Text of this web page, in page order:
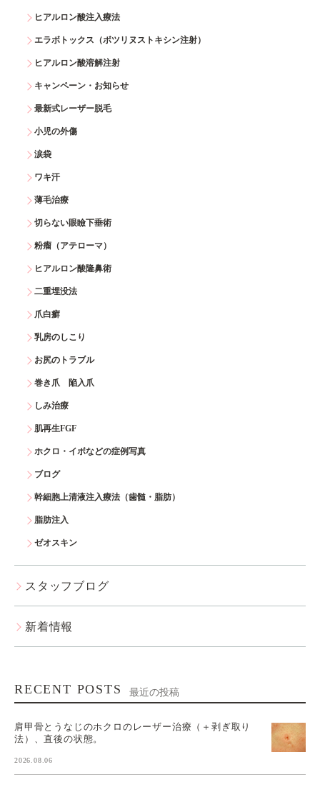
ヒアルロン酸注入療法
エラボトックス（ボツリヌストキシン注射）
ヒアルロン酸溶解注射
キャンペーン・お知らせ
最新式レーザー脱毛
小児の外傷
涙袋
ワキ汗
薄毛治療
切らない眼瞼下垂術
粉瘤（アテローマ）
ヒアルロン酸隆鼻術
二重埋没法
爪白癬
乳房のしこり
お尻のトラブル
巻き爪 陥入爪
しみ治療
肌再生FGF
ホクロ・イボなどの症例写真
ブログ
幹細胞上清液注入療法（歯髄・脂肪）
脂肪注入
ゼオスキン
スタッフブログ
新着情報
RECENT POSTS 最近の投稿
肩甲骨とうなじのホクロのレーザー治療（＋剥ぎ取り
法）、直後の状態。
2026.08.06